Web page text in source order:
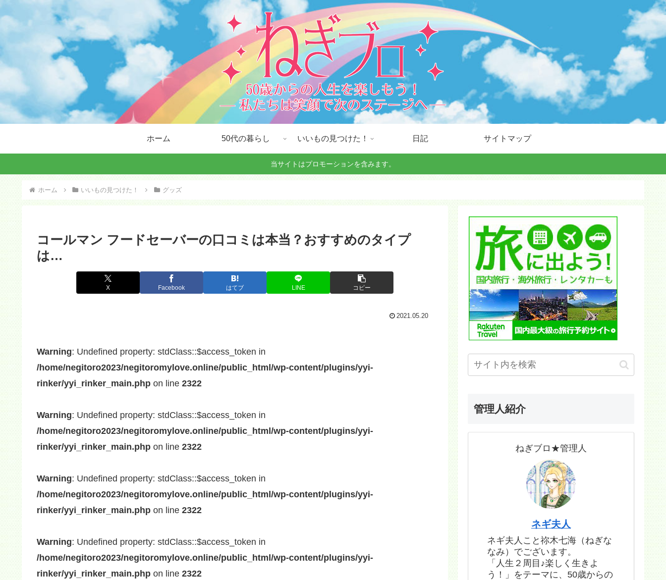
ホーム 50代の暮らし いいもの見つけた！ 日記 サイトマップ
当サイトはプロモーションを含みます。
ホーム いいもの見つけた！ グッズ
コールマン フードセーバーの口コミは本当？おすすめのタイプ
は…
X Facebook はてブ LINE コピー
2021.05.20
Warning: Undefined property: stdClass::$access_token in
/home/negitoro2023/negitoromylove.online/public_html/wp-content/plugins/yyi-
rinker/yyi_rinker_main.php on line 2322
Warning: Undefined property: stdClass::$access_token in
/home/negitoro2023/negitoromylove.online/public_html/wp-content/plugins/yyi-
rinker/yyi_rinker_main.php on line 2322
Warning: Undefined property: stdClass::$access_token in
/home/negitoro2023/negitoromylove.online/public_html/wp-content/plugins/yyi-
rinker/yyi_rinker_main.php on line 2322
Warning: Undefined property: stdClass::$access_token in
/home/negitoro2023/negitoromylove.online/public_html/wp-content/plugins/yyi-
rinker/yyi_rinker_main.php on line 2322
管理人紹介
ねぎブロ★管理人
ネギ夫人
ネギ夫人こと祢木七海（ねぎな
なみ）でございます。
「人生２周目♪楽しく生きよ
う！」をテーマに、50歳からの